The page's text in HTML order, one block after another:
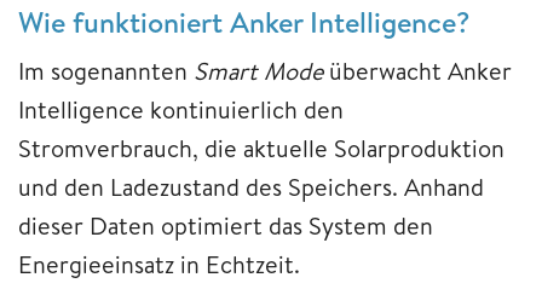
Wie funktioniert Anker Intelligence?
Im sogenannten Smart Modeüberwacht Anker
Intelligence kontinuierlich den
Stromverbrauch, die aktuelle Solarproduktion
und den Ladezustand des Speichers. Anhand
dieser Daten optimiert das System den
Energieeinsatz in Echtzeit.